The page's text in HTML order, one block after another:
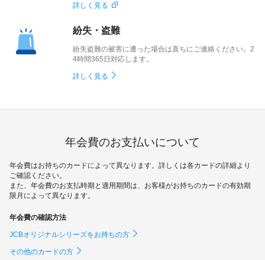
詳しく見る
紛失・盗難
紛失盗難の被害に遭った場合は直ちにご連絡ください。2
4時間365日対応します。
詳しく見る
年会費のお支払いについて
年会費はお持ちのカードによって異なります。詳しくは各カードの詳細より
ご確認ください。
また、年会費のお支払時期と適用期間は、お客様がお持ちのカードの有効期
限月によって異なります。
年会費の確認方法
JCBオリジナルシリーズをお持ちの方
その他のカードの方